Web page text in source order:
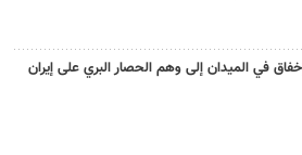
في الميدان إلى وهم الحصار البري على إيران